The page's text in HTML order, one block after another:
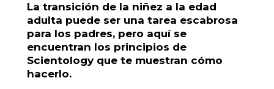
La transición de la niñez a la edad
adulta puede ser una tarea escabrosa
para los padres, pero aquí se
encuentran los principios de
Scientology que te muestran cómo
hacerlo.